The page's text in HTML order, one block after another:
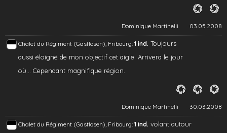
Dominique Martinelli 03.05.2008
Chalet du Régiment (Gastlosen), Fribourg: 1 ind. Toujours
aussi éloigné de mon objectif cet aigle. Arrivera le jour
où... Cependant magnifique région.
Dominique Martinelli 30.03.2008
Chalet du Régiment (Gastlosen), Fribourg: 1 ind. volant autour